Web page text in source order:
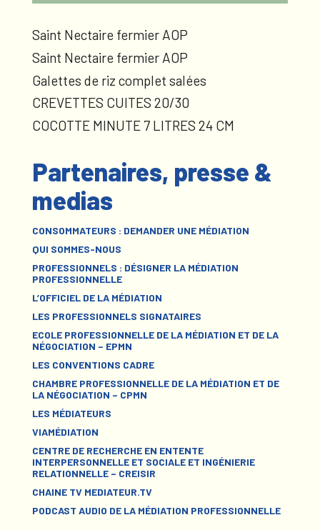
Saint Nectaire fermier AOP
Saint Nectaire fermier AOP
Galettes de riz complet salées
CREVETTES CUITES 20/30
COCOTTE MINUTE 7 LITRES 24 CM
Partenaires, presse &
medias
CONSOMMATEURS : DEMANDER UNE MÉDIATION
QUI SOMMES-NOUS
PROFESSIONNELS : DÉSIGNER LA MÉDIATION
PROFESSIONNELLE
L’OFFICIEL DE LA MÉDIATION
LES PROFESSIONNELS SIGNATAIRES
ECOLE PROFESSIONNELLE DE LA MÉDIATION ET DE LA
NÉGOCIATION – EPMN
LES CONVENTIONS CADRE
CHAMBRE PROFESSIONNELLE DE LA MÉDIATION ET DE
LA NÉGOCIATION – CPMN
LES MÉDIATEURS
VIAMÉDIATION
CENTRE DE RECHERCHE EN ENTENTE
INTERPERSONNELLE ET SOCIALE ET INGÉNIERIE
RELATIONNELLE – CREISIR
CHAINE TV MEDIATEUR.TV
PODCAST AUDIO DE LA MÉDIATION PROFESSIONNELLE